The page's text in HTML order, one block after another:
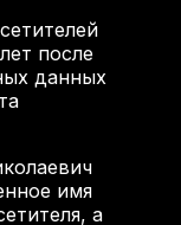
после
данных
имя
а